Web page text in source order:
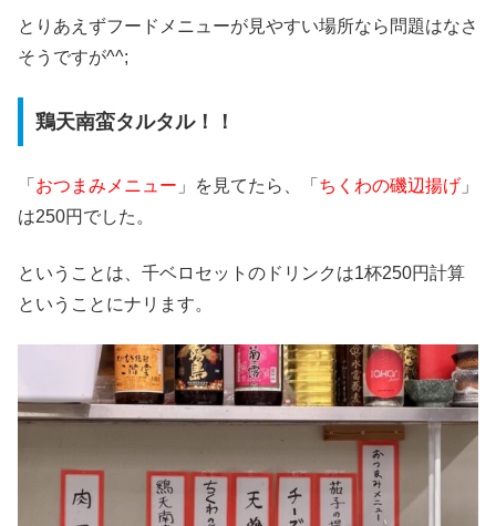
とりあえずフードメニューが見やすい場所なら問題はなさ
そうですが^^;
鶏天南蛮タルタル！！
「 おつまみメニュー 」を見てたら、「 ちくわの磯辺揚げ 」
は250円でした。
ということは、千ベロセットのドリンクは1杯250円計算
ということにナリます。